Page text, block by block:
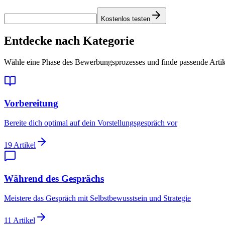
Kostenlos testen
Entdecke nach Kategorie
Wähle eine Phase des Bewerbungsprozesses und finde passende
Vorbereitung
Bereite dich optimal auf dein Vorstellungsgespräch vor
19 Artikel
Während des Gesprächs
Meistere das Gespräch mit Selbstbewusstsein und Strategie
11 Artikel